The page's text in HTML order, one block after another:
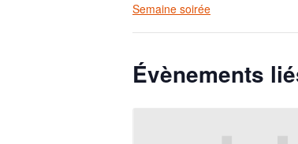
Semaine soirée
Évènements